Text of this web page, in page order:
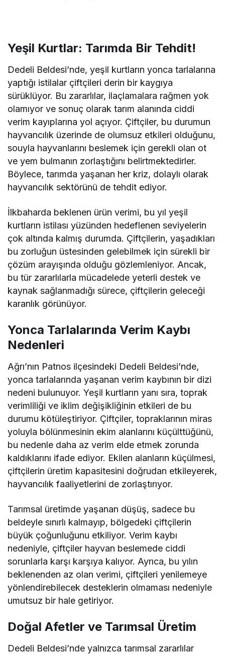
Yeşil Kurtlar: Tarımda Bir Tehdit!
Dedeli Beldesi’nde, yeşil kurtların yonca tarlalarına
yaptığı istilalar çiftçileri derin bir kaygıya
sürüklüyor. Bu zararlılar, ilaçlamalara rağmen yok
olamıyor ve sonuç olarak tarım alanında ciddi
verim kayıplarına yol açıyor. Çiftçiler, bu durumun
hayvancılık üzerinde de olumsuz etkileri olduğunu,
souyla hayvanlarını beslemek için gerekli olan ot
ve yem bulmanın zorlaştığını belirtmektedirler.
Böylece, tarımda yaşanan her kriz, dolaylı olarak
hayvancılık sektörünü de tehdit ediyor.
İlkbaharda beklenen ürün verimi, bu yıl yeşil
kurtların istilası yüzünden hedeflenen seviyelerin
çok altında kalmış durumda. Çiftçilerin, yaşadıkları
bu zorluğun üstesinden gelebilmek için sürekli bir
çözüm arayışında olduğu gözlemleniyor. Ancak,
bu tür zararlılarla mücadelede yeterli destek ve
kaynak sağlanmadığı sürece, çiftçilerin geleceği
karanlık görünüyor.
Yonca Tarlalarında Verim Kaybı
Nedenleri
Ağrı’nın Patnos ilçesindeki Dedeli Beldesi’nde,
yonca tarlalarında yaşanan verim kaybının bir dizi
nedeni bulunuyor. Yeşil kurtların yanı sıra, toprak
verimliliği ve iklim değişikliğinin etkileri de bu
durumu kötüleştiriyor. Çiftçiler, topraklarının miras
yoluyla bölünmesinin ekim alanlarını küçülttüğünü,
bu nedenle daha az verim elde etmek zorunda
kaldıklarını ifade ediyor. Ekilen alanların küçülmesi,
çiftçilerin üretim kapasitesini doğrudan etkileyerek,
hayvancılık faaliyetlerini de zorlaştırıyor.
Tarımsal üretimde yaşanan düşüş, sadece bu
beldeyle sınırlı kalmayıp, bölgedeki çiftçilerin
büyük çoğunluğunu etkiliyor. Verim kaybı
nedeniyle, çiftçiler hayvan beslemede ciddi
sorunlarla karşı karşıya kalıyor. Ayrıca, bu yılın
beklenenden az olan verimi, çiftçileri yenilemeye
yönlendirebilecek desteklerin olmaması nedeniyle
umutsuz bir hale getiriyor.
Doğal Afetler ve Tarımsal Üretim
Dedeli Beldesi’nde yalnızca tarımsal zararlılar